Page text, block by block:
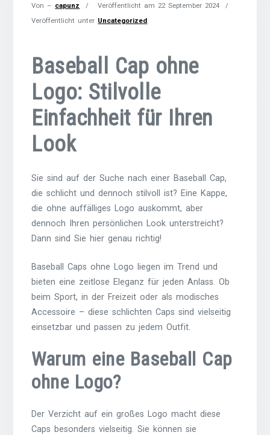
Von – capunz Veröffentlicht am 22 September 2024
Veröffentlicht unter Uncategorized
Baseball Cap ohne
Logo: Stilvolle
Einfachheit für Ihren
Look
Sie sind auf der Suche nach einer Baseball Cap,
die schlicht und dennoch stilvoll ist? Eine Kappe,
die ohne auffälliges Logo auskommt, aber
dennoch Ihren persönlichen Look unterstreicht?
Dann sind Sie hier genau richtig!
Baseball Caps ohne Logo liegen im Trend und
bieten eine zeitlose Eleganz für jeden Anlass. Ob
beim Sport, in der Freizeit oder als modisches
Accessoire – diese schlichten Caps sind vielseitig
einsetzbar und passen zu jedem Outfit.
Warum eine Baseball Cap
ohne Logo?
Der Verzicht auf ein großes Logo macht diese
Caps besonders vielseitig. Sie können sie